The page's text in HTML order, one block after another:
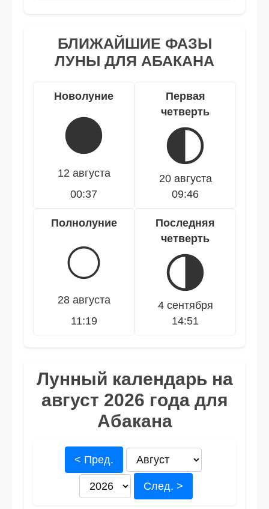
БЛИЖАЙШИЕ ФАЗЫ
ЛУНЫ ДЛЯ АБАКАНА
Новолуние
🌑
12 августа
00:37
Первая
четверть
🌓
20 августа
09:46
Полнолуние
🌕
28 августа
11:19
Последняя
четверть
🌗
4 сентября
14:51
Лунный календарь на
август 2026 года для
Абакана
< Пред.
След. >